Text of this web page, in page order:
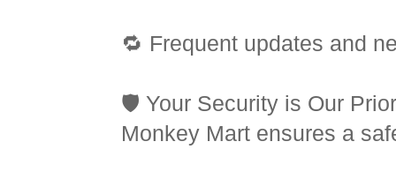
🔁 Frequent updates and
🛡️ Your Security is Our
Monkey Mart ensures a